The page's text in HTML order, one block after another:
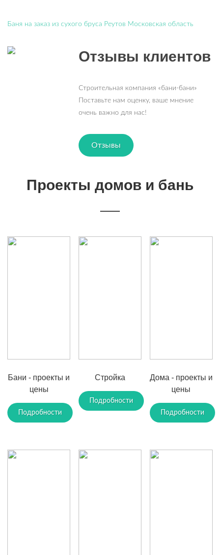
Баня на заказ из сухого бруса Реутов Московская область
Отзывы клиентов
Строительная компания «бани-бани»
Поставьте нам оценку, ваше мнение
очень важно для нас!
Отзывы
Проекты домов и бань
Бани - проекты и
цены
Подробности
Стройка
Подробности
Дома - проекты и
цены
Подробности